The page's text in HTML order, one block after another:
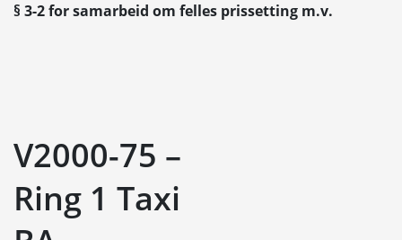
§ 3-2 for samarbeid om felles prissetting m.v.
V2000-75 –
Ring 1 Taxi